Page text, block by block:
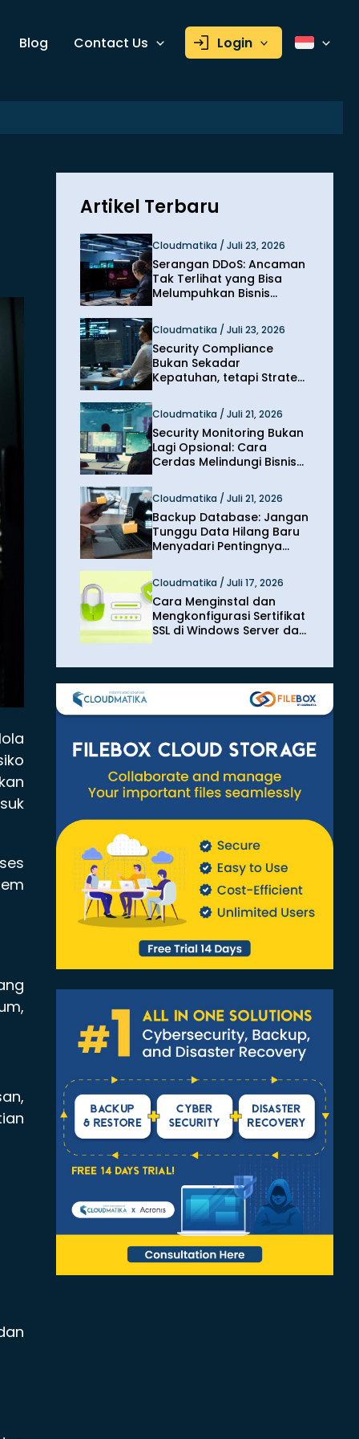
Blog Contact Us Login
Artikel Terbaru
Cloudmatika / Juli 23, 2026
Serangan DDoS: Ancaman
Tak Terlihat yang Bisa
Melumpuhkan Bisnis
Cloudmatika / Juli 23, 2026
Security Compliance
Bukan Sekadar
Kepatuhan, tetapi Strategi
Cloudmatika / Juli 21, 2026
Security Monitoring Bukan
Lagi Opsional: Cara
Cerdas Melindungi Bisnis
Cloudmatika / Juli 21, 2026
Backup Database: Jangan
Tunggu Data Hilang Baru
Menyadari Pentingnya
Cloudmatika / Juli 17, 2026
Cara Menginstal dan
Mengkonfigurasi Sertifikat
SSL di Windows Server dan